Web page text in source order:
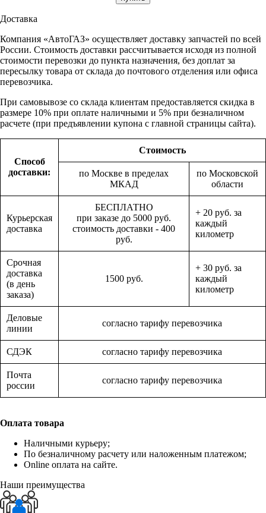
Доставка
Компания «АвтоГАЗ» осуществляет доставку запчастей по всей
России. Стоимость доставки рассчитывается исходя из полной
стоимости перевозки до пункта назначения, без доплат за
пересылку товара от склада до почтового отделения или офиса
перевозчика.
При самовывозе со склада клиентам предоставляется скидка в
размере 10% при оплате наличными и 5% при безналичном
расчете (при предъявлении купона с главной страницы сайта).
Способ
доставки:
Стоимость
по Москве в пределах
МКАД
по Московской
области
Курьерская
доставка
БЕСПЛАТНО
при заказе до 5000 руб.
стоимость доставки - 400
руб.
+ 20 руб. за
каждый
километр
Срочная
доставка
(в день
заказа)
1500 руб.
+ 30 руб. за
каждый
километр
Деловые
линии
согласно тарифу перевозчика
СДЭК согласно тарифу перевозчика
Почта
россии
согласно тарифу перевозчика
Оплата товара
Наличными курьеру;
По безналичному расчету или наложенным платежом;
Online оплата на сайте.
Наши преимущества